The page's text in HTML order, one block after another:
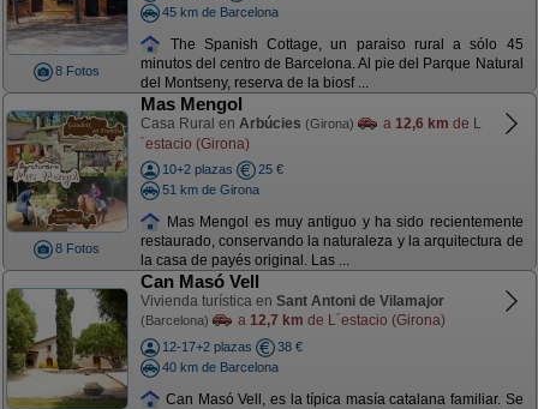
8 Fotos
45 km de Barcelona
The Spanish Cottage, un paraiso rural a sólo 45
minutos del centro de Barcelona. Al pie del Parque Natural
del Montseny, reserva de la biosf ...
8 Fotos
Mas Mengol
Casa Rural en Arbúcies (Girona) a 12,6 km de L
´estacio (Girona)
10+2 plazas
25 €
51 km de Girona
Mas Mengol es muy antiguo y ha sido recientemente
restaurado, conservando la naturaleza y la arquitectura de
la casa de payés original. Las ...
Can Masó Vell
Vivienda turística en Sant Antoni de Vilamajor
(Barcelona) a 12,7 km de L´estacio (Girona)
12-17+2 plazas
38 €
40 km de Barcelona
Can Masó Vell, es la típica masía catalana familiar. Se